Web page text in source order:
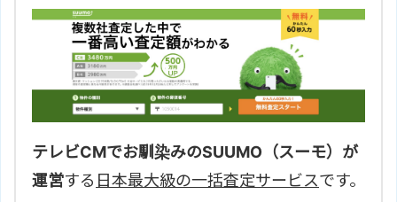
テレビCMでお馴染みのSUUMO（スーモ）が
運営する 日本最大級の一括査定サービスです。